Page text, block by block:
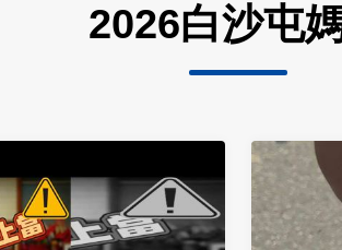
2026白沙屯